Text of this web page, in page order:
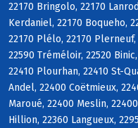
22170 Bringolo, 22170
Kerdaniel, 22170 Boqueho,
22170 Plélo, 22170
22590 Tréméloir, 22520
22410 Plourhan, 22410 St-
Andel, 22400 Coëtmieux,
Maroué, 22400 Meslin,
Hillion, 22360 Langueux,